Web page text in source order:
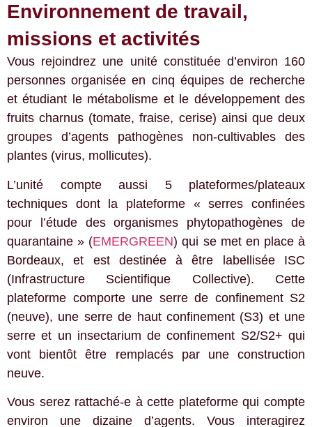
Environnement de travail,
missions et activités
Vous rejoindrez une unité constituée d’environ 160
personnes organisée en cinq équipes de recherche
et étudiant le métabolisme et le développement des
fruits charnus (tomate, fraise, cerise) ainsi que deux
groupes d’agents pathogènes non-cultivables des
plantes (virus, mollicutes).
L’unité compte aussi 5 plateformes/plateaux
techniques dont la plateforme « serres confinées
pour l’étude des organismes phytopathogènes de
quarantaine » (EMERGREEN) qui se met en place à
Bordeaux, et est destinée à être labellisée ISC
(Infrastructure Scientifique Collective). Cette
plateforme comporte une serre de confinement S2
(neuve), une serre de haut confinement (S3) et une
serre et un insectarium de confinement S2/S2+ qui
vont bientôt être remplacés par une construction
neuve.
Vous serez rattaché-e à cette plateforme qui compte
environ une dizaine d’agents. Vous interagirez